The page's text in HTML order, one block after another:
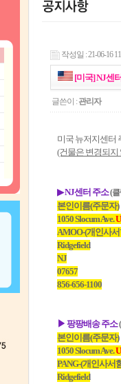
작성일 : 21-06-16
[미국] NJ센
글쓴이 : 관리자
미국 뉴저지센터
(건물은 변경되지
▶ NJ센터 주소(
본인이름(주문자)
1050 Slocum Ave.
AMOO-(개인사
Ridgefield
NJ
07657
856-656-1100
▶ 팡팡배송 주소
본인이름(주문자)
1050 Slocum Ave.
PANG-(개인사서
Ridgefield